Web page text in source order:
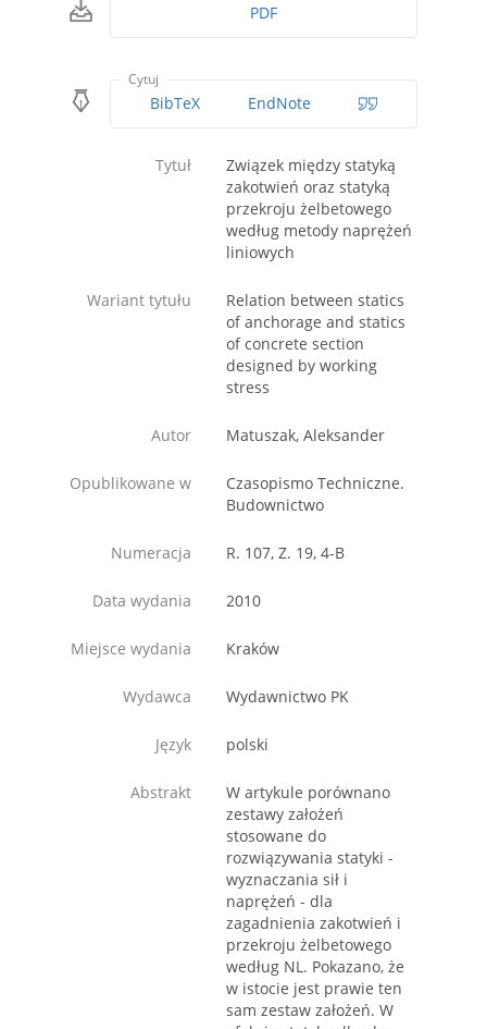
PDF
Cytuj
BibTeX EndNote
Tytuł
Związek między statyką
zakotwień oraz statyką
przekroju żelbetowego
według metody naprężeń
liniowych
Wariant tytułu
Relation between statics
of anchorage and statics
of concrete section
designed by working
stress
Autor Matuszak, Aleksander
Opublikowane w
Czasopismo Techniczne.
Budownictwo
Numeracja R. 107, Z. 19, 4-B
Data wydania 2010
Miejsce wydania Kraków
Wydawca Wydawnictwo PK
Język polski
Abstrakt
W artykule porównano
zestawy założeń
stosowane do
rozwiązywania statyki -
wyznaczania sił i
naprężeń - dla
zagadnienia zakotwień i
przekroju żelbetowego
według NL. Pokazano, że
w istocie jest prawie ten
sam zestaw założeń. W